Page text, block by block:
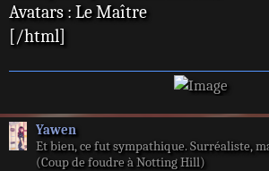
Avatars : Le Maître
[/html]
Yawen
Et bien, ce fut sympathique. Surréaliste,
(Coup de foudre à Notting Hill)